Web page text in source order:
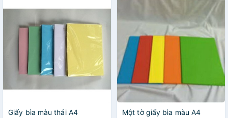
Giấy bìa màu thái A4
Một tờ giấy bìa màu A4